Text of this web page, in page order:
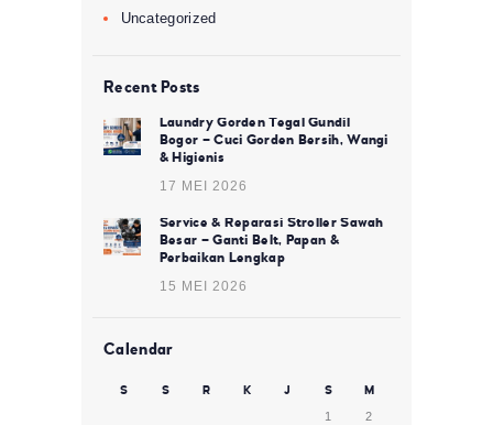
Uncategorized
Recent Posts
Laundry Gorden Tegal Gundil
Bogor – Cuci Gorden Bersih, Wangi
& Higienis
17 MEI 2026
Service & Reparasi Stroller Sawah
Besar – Ganti Belt, Papan &
Perbaikan Lengkap
15 MEI 2026
Calendar
S S R K J S M
1
2